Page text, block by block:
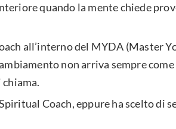
quando la mente chiede
all’interno del MYDA (Master
non arriva sempre
Coach, eppure ha scelto di